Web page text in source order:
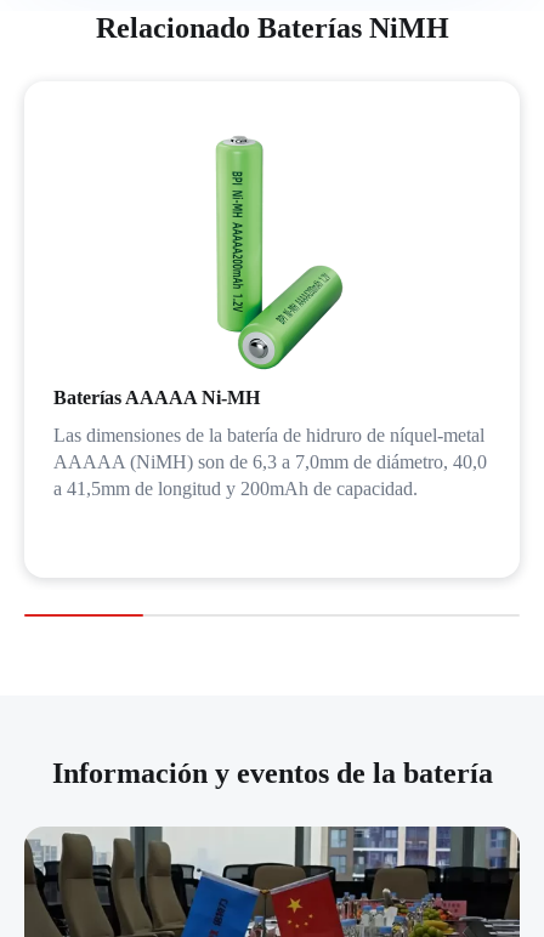
Relacionado Baterías NiMH
Baterías AAAAA Ni-MH
Las dimensiones de la batería de hidruro de níquel-metal
AAAAA (NiMH) son de 6,3 a 7,0mm de diámetro, 40,0
a 41,5mm de longitud y 200mAh de capacidad.
Información y eventos de la batería